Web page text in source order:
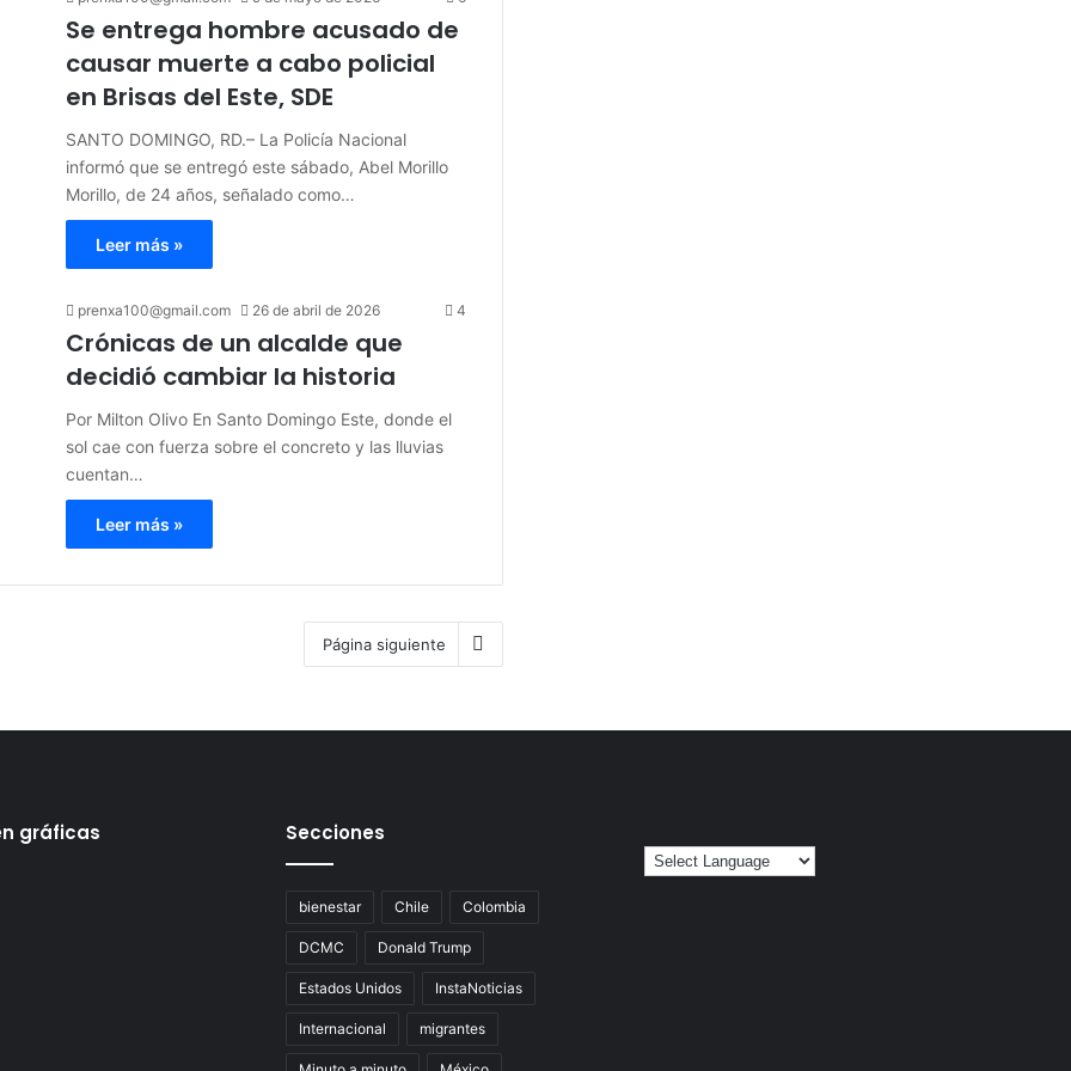
Se entrega hombre acusado de
causar muerte a cabo policial
en Brisas del Este, SDE
SANTO DOMINGO, RD.– La Policía Nacional
informó que se entregó este sábado, Abel Morillo
Morillo, de 24 años, señalado como…
Leer más »
prenxa100@gmail.com 26 de abril de 2026 4
Crónicas de un alcalde que
decidió cambiar la historia
Por Milton Olivo En Santo Domingo Este, donde el
sol cae con fuerza sobre el concreto y las lluvias
cuentan…
Leer más »
Página siguiente
gráficas Secciones
bienestar Chile Colombia
DCMC Donald Trump
Estados Unidos InstaNoticias
Internacional migrantes